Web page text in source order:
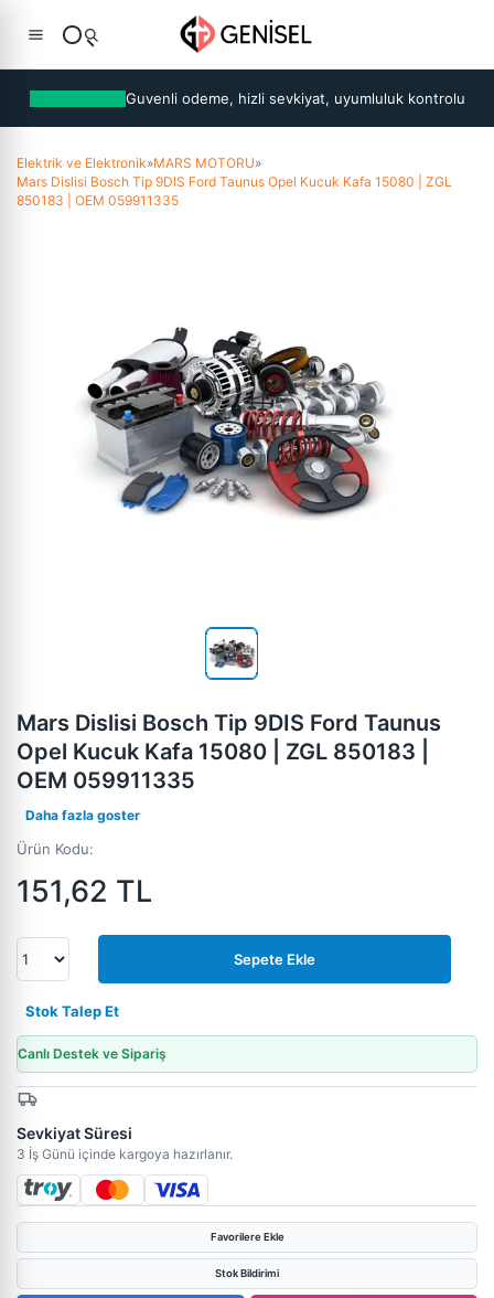
Guvenli odeme, hizli sevkiyat, uyumluluk kontrolu
Elektrik ve Elektronik»MARS MOTORU»
Mars Dislisi Bosch Tip 9DIS Ford Taunus Opel Kucuk Kafa 15080 | ZGL
850183 | OEM 059911335
Mars Dislisi Bosch Tip 9DIS Ford Taunus
Opel Kucuk Kafa 15080 | ZGL 850183 |
OEM 059911335
Daha fazla goster
Ürün Kodu:
151,62 TL
Sepete Ekle
Stok Talep Et
Canlı Destek ve Sipariş
Sevkiyat Süresi
3 İş Günü içinde kargoya hazırlanır.
Favorilere Ekle
Stok Bildirimi